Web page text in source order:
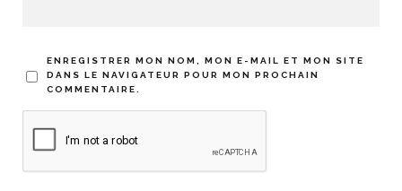
ENREGISTRER MON NOM, MON E-MAIL ET MON SITE
DANS LE NAVIGATEUR POUR MON PROCHAIN
COMMENTAIRE.